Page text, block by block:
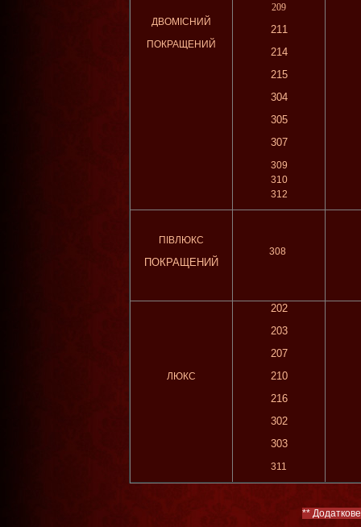
ДВОМІСНИЙ
ПОКРАЩЕНИЙ
209
211​
214
215
304
305
307
309
310
312
ПІВЛЮКС
ПОКРАЩЕНИЙ
308
ЛЮКС
202
203
207
210
216
302
303
311
**